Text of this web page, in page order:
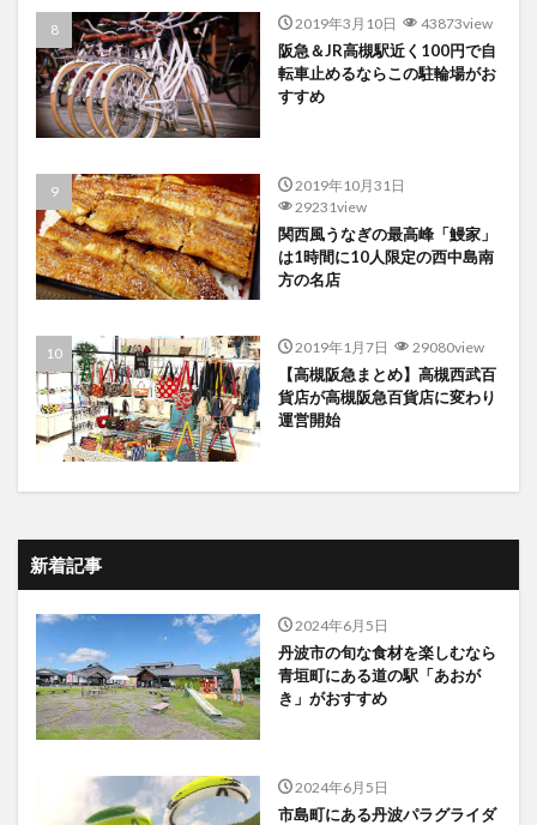
2019年3月10日 43873view
阪急＆JR高槻駅近く100円で自
転車止めるならこの駐輪場がお
すすめ
2019年10月31日
29231view
関西風うなぎの最高峰「鰻家」
は1時間に10人限定の西中島南
方の名店
2019年1月7日 29080view
【高槻阪急まとめ】高槻西武百
貨店が高槻阪急百貨店に変わり
運営開始
新着記事
2024年6月5日
丹波市の旬な食材を楽しむなら
青垣町にある道の駅「あおが
き」がおすすめ
2024年6月5日
市島町にある丹波パラグライダ